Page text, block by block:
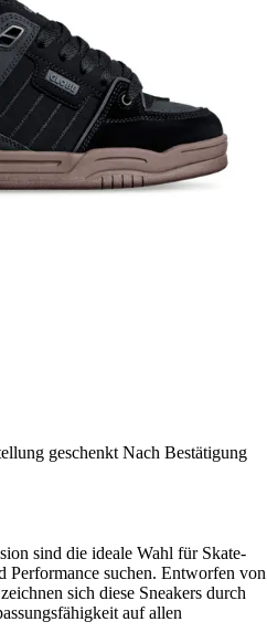
geschenkt Nach Bestätigung
sind die ideale Wahl für Skate-
Performance suchen. Entworfen von
sich diese Sneakers durch
auf allen